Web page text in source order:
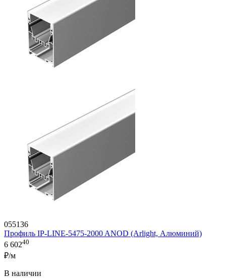
055136
Профиль IP-LINE-5475-2000 ANOD (Arlight, Алюминий)
6 60240
₽/м
В наличии